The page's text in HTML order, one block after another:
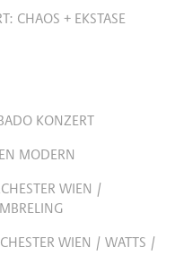
CHAOS + EKSTASE
KONZERT
MODERN
WIEN /
WIEN / WATTS /